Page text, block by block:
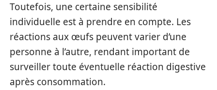
Toutefois, une certaine sensibilité
individuelle est à prendre en compte. Les
réactions aux œufs peuvent varier d’une
personne à l’autre, rendant important de
surveiller toute éventuelle réaction digestive
après consommation.